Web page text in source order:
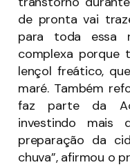
de pronta vai
para toda essa
complexa porque
lençol freático,
maré. Também
faz parte da
investindo mais
preparação da
chuva”, afirmou o